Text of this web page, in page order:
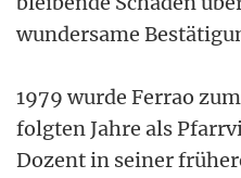
wundersame
1979 wurde Ferrao
folgten Jahre als
Dozent in seiner